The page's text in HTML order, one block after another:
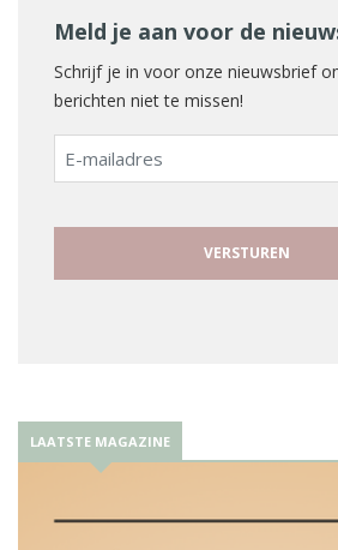
Meld je aan voor de
Schrijf je in voor onze nieuwsbrief
berichten niet te missen!
E-
mailadres
LAATSTE MAGAZINE